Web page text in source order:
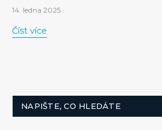
14. ledna 2025
Číst více
NAPIŠTE, CO HLEDÁTE